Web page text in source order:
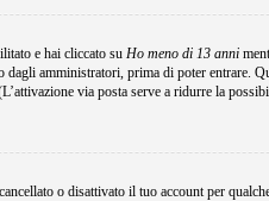
e hai cliccato su Ho meno di 13 anni
amministratori, prima di poter entrare.
via posta serve a ridurre la
o disattivato il tuo account per